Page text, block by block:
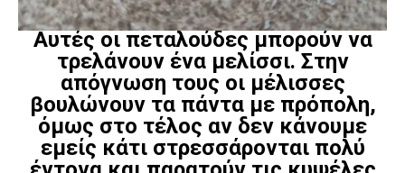
Αυτές οι πεταλούδες μπορούν να
τρελάνουν ένα μελίσσι. Στην
απόγνωση τους οι μέλισσες
βουλώνουν τα πάντα με πρόπολη,
όμως στο τέλος αν δεν κάνουμε
εμείς κάτι στρεσσάρονται πολύ